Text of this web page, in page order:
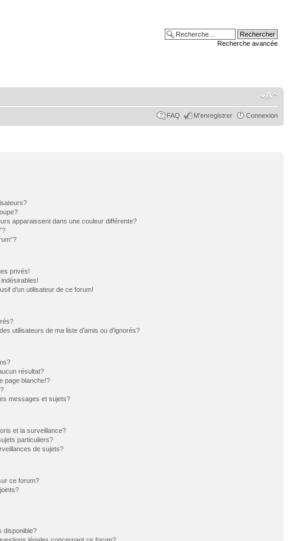
Recherche avancée
FAQ M’enregistrer Connexion
apparaissent dans une couleur différente?
privés!
d’un utilisateur de ce forum!
utilisateurs de ma liste d’amis ou d’ignorés?
résultat?
page blanche!?
messages et sujets?
et la surveillance?
particuliers?
de sujets?
ce forum?
disponible?